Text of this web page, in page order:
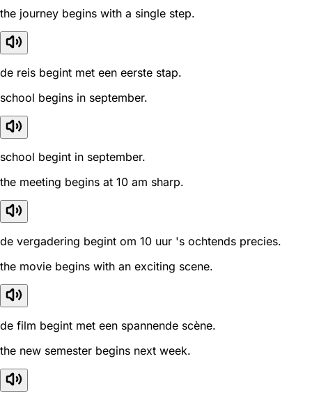
the journey begins with a single step.
de reis begint met een eerste stap.
school begins in september.
school begint in september.
the meeting begins at 10 am sharp.
de vergadering begint om 10 uur 's ochtends precies.
the movie begins with an exciting scene.
de film begint met een spannende scène.
the new semester begins next week.